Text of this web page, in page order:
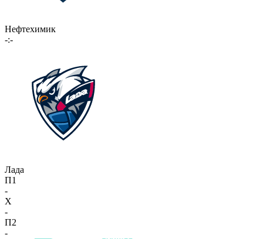
Нефтехимик
-:-
Лада
П1
-
X
-
П2
-